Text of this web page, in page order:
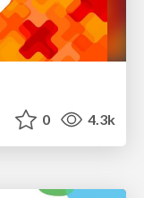
0 4.3k